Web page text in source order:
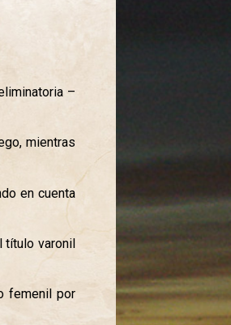
–
mientras
en cuenta
título varonil
femenil por